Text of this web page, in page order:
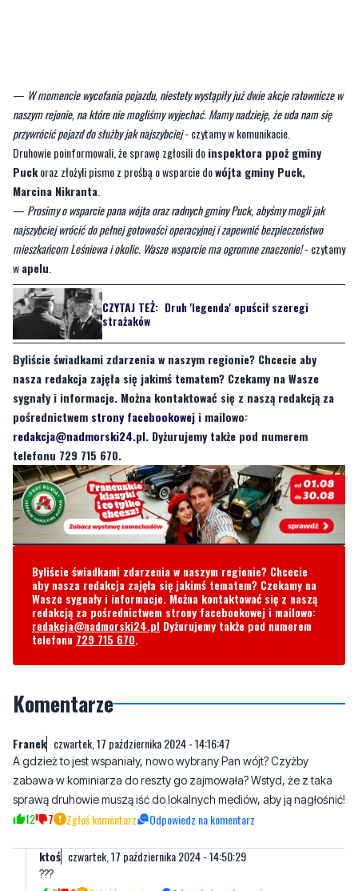
Druhowie poinformowali, że sprawę zgłosili doinspektora ppoż gminy
Puckoraz złożyli pismo z prośbą o wsparcie dowójta gminy Puck,
Marcina Nikranta.
—Prosimy o wsparcie pana wójta oraz radnych gminy Puck, abyśmy mogli jak
najszybciej wrócić do pełnej gotowości operacyjnej i zapewnić bezpieczeństwo
mieszkańcom Leśniewa i okolic. Wasze wsparcie ma ogromne znaczenie!
wapelu.
CZYTAJ TEŻ:Druh 'legenda' opuścił szeregi
Byliście świadkami zdarzenia w naszym regionie? Chcecie aby
nasza redakcja zajęła się jakimś tematem? Czekamy na Wasze
sygnały i informacje. Można kontaktować się z naszą redakcją za
pośrednictwemstrony facebookoweji mailowo:
redakcja@nadmorski24.pl. Dyżurujemy także pod numerem
telefonu 729 715 670.
Byliście świadkami zdarzenia w naszym regionie? Chcecie
aby nasza redakcja zajęła się jakimś tematem? Czekamy na
Wasze sygnały i informacje. Można kontaktować się z naszą
redakcja@nadmorski24.plDyżurujemy także pod numerem
telefonu729 715 670.
Komentarze
A gdzież to jest wspaniały, nowo wybrany Pan wójt? Czyżby
sprawą druhowie muszą iść do lokalnych mediów, aby ją nagłośnić!
12 7 Zgłoś komentarz Odpowiedz na komentarz
ktoś czwartek, 17 października 2024 - 14:50:29
???
Franek